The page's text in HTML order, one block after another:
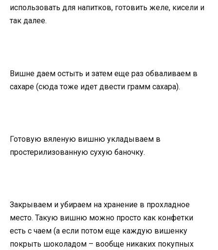
использовать для напитков, готовить желе, кисели и
так далее.
Вишне даем остыть и затем еще раз обваливаем в
сахаре (сюда тоже идет двести грамм сахара).
Готовую вяленую вишню укладываем в
простерилизованную сухую баночку.
Закрываем и убираем на хранение в прохладное
место. Такую вишню можно просто как конфетки
есть с чаем (а если потом еще каждую вишенку
покрыть шоколадом – вообще никаких покупных